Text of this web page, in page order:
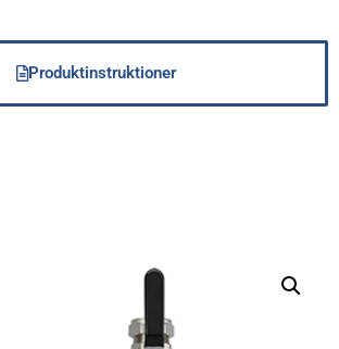
Produktinstruktioner